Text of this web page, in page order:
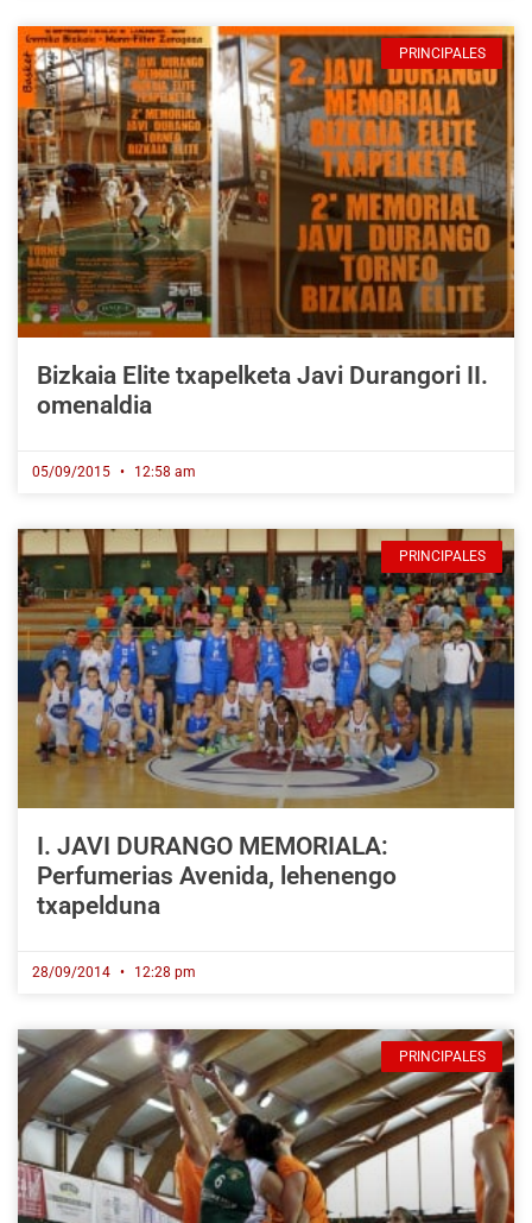
PRINCIPALES
Bizkaia Elite txapelketa Javi Durangori II.
omenaldia
05/09/2015 12:58 am
PRINCIPALES
I. JAVI DURANGO MEMORIALA:
Perfumerias Avenida, lehenengo
txapelduna
28/09/2014 12:28 pm
PRINCIPALES